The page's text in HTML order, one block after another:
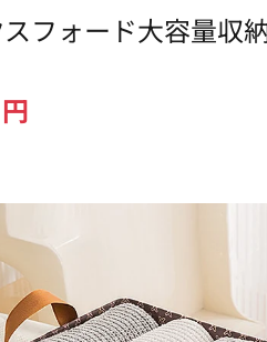
フォード大容量収
円